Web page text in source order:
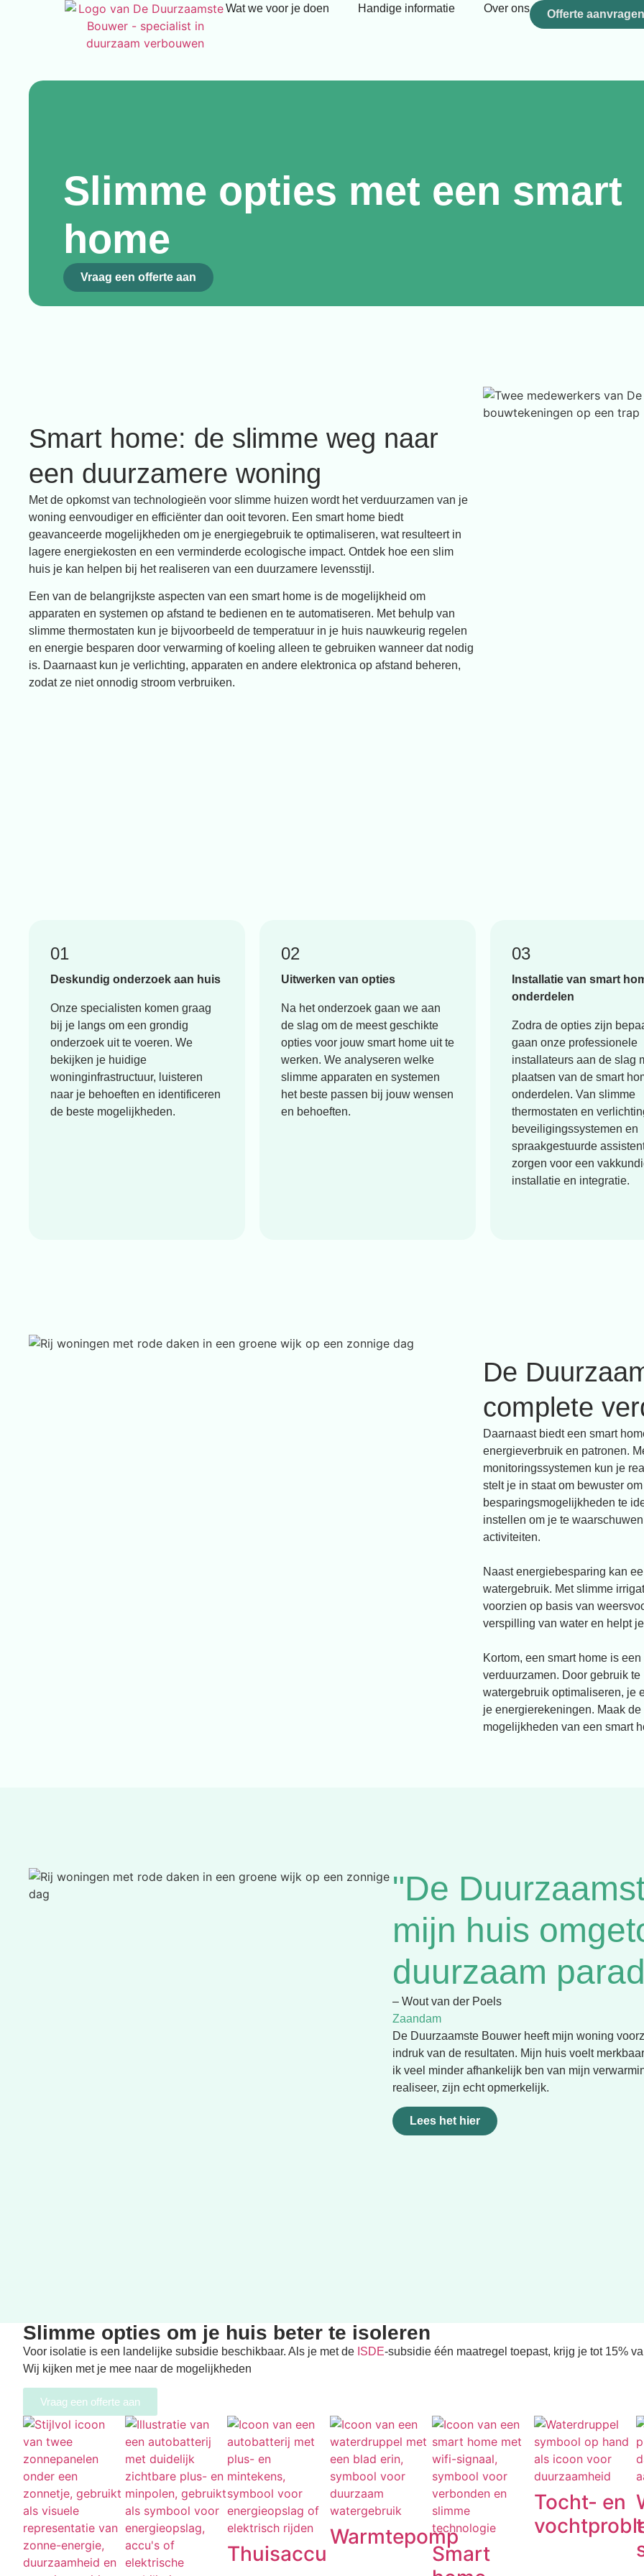
Wat we voor je doen Handige informatie Over ons Offerte aanvragen
Slimme opties met een smart
home
Vraag een offerte aan
Smart home: de slimme weg naar
een duurzamere woning
Met de opkomst van technologieën voor slimme huizen wordt het verduurzamen van je
woning eenvoudiger en efficiënter dan ooit tevoren. Een smart home biedt
geavanceerde mogelijkheden om je energiegebruik te optimaliseren, wat resulteert in
lagere energiekosten en een verminderde ecologische impact. Ontdek hoe een slim
huis je kan helpen bij het realiseren van een duurzamere levensstijl.
Een van de belangrijkste aspecten van een smart home is de mogelijkheid om
apparaten en systemen op afstand te bedienen en te automatiseren. Met behulp van
slimme thermostaten kun je bijvoorbeeld de temperatuur in je huis nauwkeurig regelen
en energie besparen door verwarming of koeling alleen te gebruiken wanneer dat nodig
is. Daarnaast kun je verlichting, apparaten en andere elektronica op afstand beheren,
zodat ze niet onnodig stroom verbruiken.
01
Deskundig onderzoek aan huis
Onze specialisten komen graag
bij je langs om een grondig
onderzoek uit te voeren. We
bekijken je huidige
woninginfrastructuur, luisteren
naar je behoeften en identificeren
de beste mogelijkheden.
02
Uitwerken van opties
Na het onderzoek gaan we aan
de slag om de meest geschikte
opties voor jouw smart home uit te
werken. We analyseren welke
slimme apparaten en systemen
het beste passen bij jouw wensen
en behoeften.
03
Installatie van smart
onderdelen
Zodra de opties zijn
gaan onze professionele
installateurs aan de slag
plaatsen van de smart
onderdelen. Van slimme
thermostaten en
beveiligingssystemen en
spraakgestuurde
zorgen voor een
installatie en integratie.
De
complete
Daarnaast biedt een smart
energieverbruik en patronen.
monitoringssystemen kun je
stelt je in staat om bewuster
besparingsmogelijkheden te
instellen om je te
activiteiten.
Naast energiebesparing kan
watergebruik. Met slimme
voorzien op basis van
verspilling van water en helpt
Kortom, een smart home is
verduurzamen. Door gebruik
watergebruik optimaliseren, je
je energierekeningen. Maak
mogelijkheden van een smart
"De
mijn huis
duurzaam
– Wout van der Poels
Zaandam
De Duurzaamste Bouwer heeft mijn woning
indruk van de resultaten. Mijn huis voelt
ik veel minder afhankelijk ben van mijn
realiseer, zijn echt opmerkelijk.
Lees het hier
Slimme opties om je huis beter te isoleren
Voor isolatie is een landelijke subsidie beschikbaar. Als je met de ISDE-subsidie één maatregel toepast, krijg je tot 15%
Wij kijken met je mee naar de mogelijkheden
Vraag een offerte aan
Thuisaccu
Warmtepomp
Smart
Tocht- en